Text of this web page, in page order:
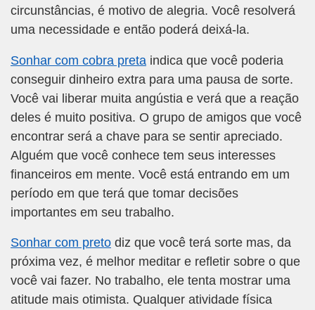
circunstâncias, é motivo de alegria. Você resolverá
uma necessidade e então poderá deixá-la.
Sonhar com cobra preta indica que você poderia
conseguir dinheiro extra para uma pausa de sorte.
Você vai liberar muita angústia e verá que a reação
deles é muito positiva. O grupo de amigos que você
encontrar será a chave para se sentir apreciado.
Alguém que você conhece tem seus interesses
financeiros em mente. Você está entrando em um
período em que terá que tomar decisões
importantes em seu trabalho.
Sonhar com preto diz que você terá sorte mas, da
próxima vez, é melhor meditar e refletir sobre o que
você vai fazer. No trabalho, ele tenta mostrar uma
atitude mais otimista. Qualquer atividade física